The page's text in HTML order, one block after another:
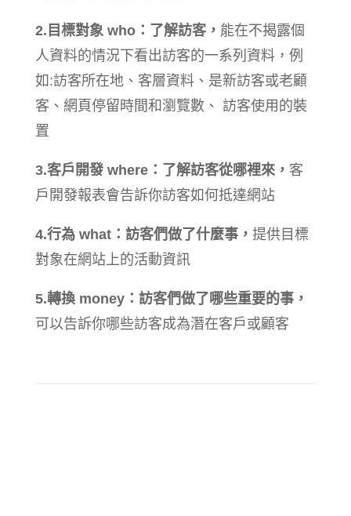
2.目標對象 who：了解訪客， 能在不揭露個
人資料的情況下看出訪客的一系列資料，例
如:訪客所在地、客層資料、是新訪客或老顧
客、網頁停留時間和瀏覽數、 訪客使用的裝
置
3.客戶開發 where：了解訪客從哪裡來， 客
戶開發報表會告訴你訪客如何抵達網站
4.行為 what：訪客們做了什麼事， 提供目標
對象在網站上的活動資訊
5.轉換 money：訪客們做了哪些重要的事，
可以告訴你哪些訪客成為潛在客戶或顧客